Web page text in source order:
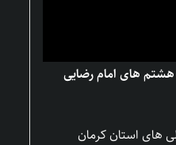
هشتم های امام رضایی
های استان کرمان